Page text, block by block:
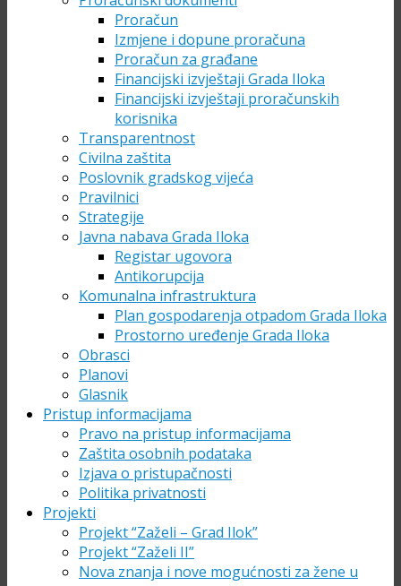
Proračun
Izmjene i dopune proračuna
Proračun za građane
Financijski izvještaji Grada Iloka
Financijski izvještaji proračunskih
korisnika
Transparentnost
Civilna zaštita
Poslovnik gradskog vijeća
Pravilnici
Strategije
Javna nabava Grada Iloka
Registar ugovora
Antikorupcija
Komunalna infrastruktura
Plan gospodarenja otpadom Grada Iloka
Prostorno uređenje Grada Iloka
Obrasci
Planovi
Glasnik
Pristup informacijama
Pravo na pristup informacijama
Zaštita osobnih podataka
Izjava o pristupačnosti
Politika privatnosti
Projekti
Projekt “Zaželi – Grad Ilok”
Projekt “Zaželi II”
Nova znanja i nove mogućnosti za žene u